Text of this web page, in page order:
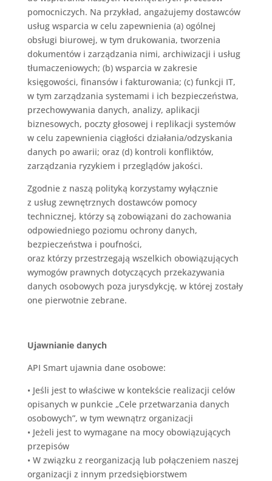
pomocniczych. Na przykład, angażujemy dostawców
usług wsparcia w celu zapewnienia (a) ogólnej
obsługi biurowej, w tym drukowania, tworzenia
dokumentów i zarządzania nimi, archiwizacji i usług
tłumaczeniowych; (b) wsparcia w zakresie
księgowości, finansów i fakturowania; (c) funkcji IT,
w tym zarządzania systemami i ich bezpieczeństwa,
przechowywania danych, analizy, aplikacji
biznesowych, poczty głosowej i replikacji systemów
w celu zapewnienia ciągłości działania/odzyskania
danych po awarii; oraz (d) kontroli konfliktów,
zarządzania ryzykiem i przeglądów jakości.
Zgodnie z naszą polityką korzystamy wyłącznie
z usług zewnętrznych dostawców pomocy
technicznej, którzy są zobowiązani do zachowania
odpowiedniego poziomu ochrony danych,
bezpieczeństwa i poufności,
oraz którzy przestrzegają wszelkich obowiązujących
wymogów prawnych dotyczących przekazywania
danych osobowych poza jurysdykcję, w której zostały
one pierwotnie zebrane.
Ujawnianie danych
API Smart ujawnia dane osobowe:
• Jeśli jest to właściwe w kontekście realizacji celów
opisanych w punkcie „Cele przetwarzania danych
osobowych”, w tym wewnątrz organizacji
• Jeżeli jest to wymagane na mocy obowiązujących
przepisów
• W związku z reorganizacją lub połączeniem naszej
organizacji z innym przedsiębiorstwem